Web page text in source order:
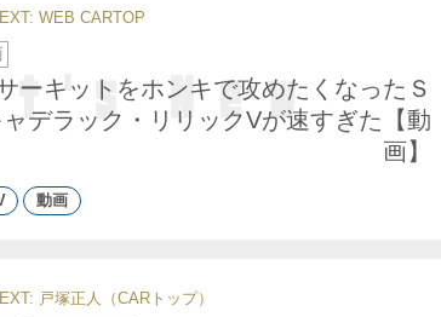
WEB CARTOP
ーキットをホンキで攻めたくなったＳ
デラック・リリックVが速すぎた【動
画】
動画
戸塚正人（CARトップ）